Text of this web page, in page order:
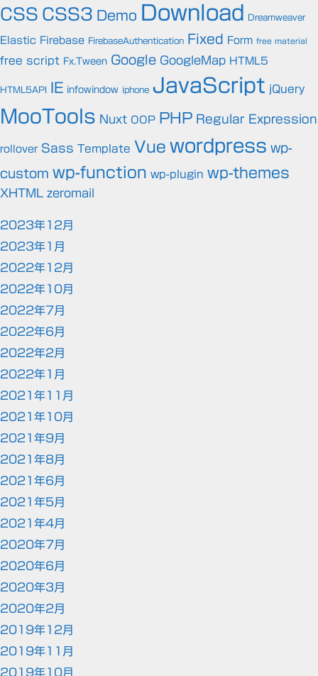
CSS CSS3 Demo Download Dreamweaver
Elastic Firebase FirebaseAuthentication Fixed Form free material
free script Fx.Tween Google GoogleMap HTML5
HTML5API IE infowindow iphone JavaScript jQuery
MooTools Nuxt OOP PHP Regular Expression
rollover Sass Template Vue wordpress wp-
custom wp-function wp-plugin wp-themes
XHTML zeromail
2023年12月
2023年1月
2022年12月
2022年10月
2022年7月
2022年6月
2022年2月
2022年1月
2021年11月
2021年10月
2021年9月
2021年8月
2021年6月
2021年5月
2021年4月
2020年7月
2020年6月
2020年3月
2020年2月
2019年12月
2019年11月
2019年10月